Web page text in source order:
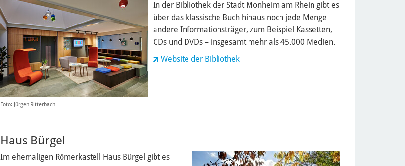
Foto: Jürgen Ritterbach
In der Bibliothek der Stadt Monheim am Rhein gibt es
über das klassische Buch hinaus noch jede Menge
andere Informationsträger, zum Beispiel Kassetten,
CDs und DVDs – insgesamt mehr als 45.000 Medien.
Website der Bibliothek
Haus Bürgel
Im ehemaligen Römerkastell Haus Bürgel gibt es